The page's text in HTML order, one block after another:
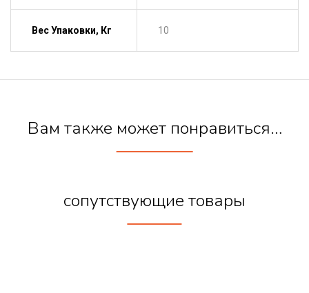
Вес Упаковки, Кг 10
Вам также может понравиться…
сопутствующие товары